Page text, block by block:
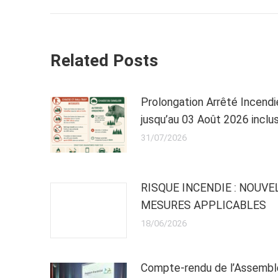
Related Posts
Prolongation Arrêté
jusqu’au 03 Août 2026 inclus
31/07/2026
RISQUE INCENDIE :
MESURES APPLICABLES
18/06/2026
Compte-rendu de